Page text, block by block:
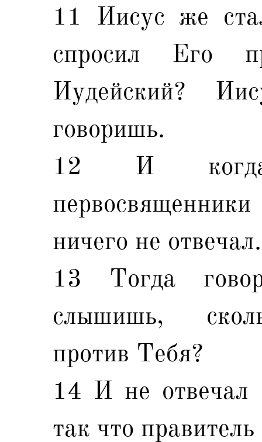
11 Иисус же
спросил Его
Иудейский?
говоришь.
12 И
ничего не отвечал.
13 Тогда
слышишь,
против Тебя?
14 И не отвечал
так что